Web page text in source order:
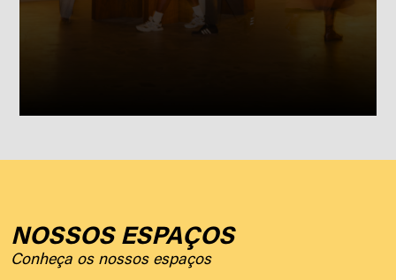
NOSSOS ESPAÇOS
Conheça os nossos espaços